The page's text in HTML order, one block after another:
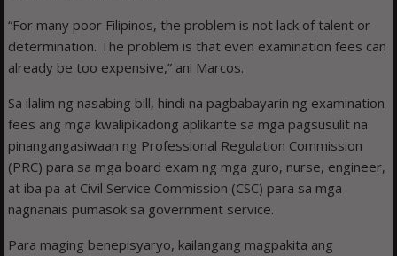
“For many poor Filipinos, the problem is not lack of talent or
determination. The problem is that even examination fees can
already be too expensive,” ani Marcos.
Sa ilalim ng nasabing bill, hindi na pagbabayarin ng examination
fees ang mga kwalipikadong aplikante sa mga pagsusulit na
pinangangasiwaan ng Professional Regulation Commission
(PRC) para sa mga board exam ng mga guro, nurse, engineer,
at iba pa at Civil Service Commission (CSC) para sa mga
nagnanais pumasok sa government service.
Para maging benepisyaryo, kailangang magpakita ang